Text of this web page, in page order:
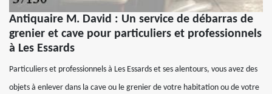
Antiquaire M. David : Un service de débarras de
grenier et cave pour particuliers et professionnels
à Les Essards
Particuliers et professionnels à Les Essards et ses alentours, vous avez des
objets à enlever dans la cave ou le grenier de votre habitation ou de votre